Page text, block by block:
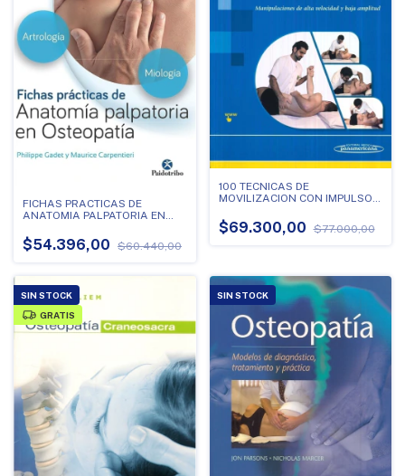
FICHAS PRACTICAS DE
ANATOMIA PALPATORIA EN
$54.396,00 $60.440,00
100 TECNICAS DE
MOVILIZACION CON IMPULSO
MANIPULACIONES DE ALTA
VELOCIDAD Y BAJA AMP
$69.300,00 $77.000,00
SIN STOCK
GRATIS
SIN STOCK